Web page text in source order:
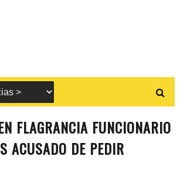
FLAGRANCIA FUNCIONARIO
ACUSADO DE PEDIR